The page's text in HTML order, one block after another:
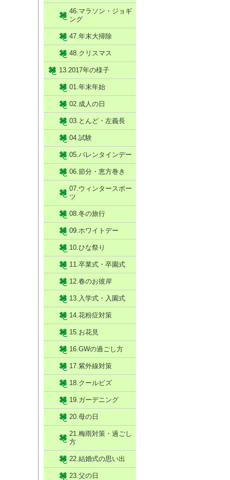
46.マラソン・ジョギ
ング
47.年末大掃除
48.クリスマス
13.2017年の様子
01.年末年始
02.成人の日
03.とんど・左義長
04.試験
05.バレンタインデー
06.節分・恵方巻き
07.ウィンタースポー
ツ
08.冬の旅行
09.ホワイトデー
10.ひな祭り
11.卒業式・卒園式
12.春のお彼岸
13.入学式・入園式
14.花粉症対策
15.お花見
16.GWの過ごし方
17.紫外線対策
18.クールビズ
19.ガーデニング
20.母の日
21.梅雨対策・過ごし
方
22.結婚式の思い出
23.父の日